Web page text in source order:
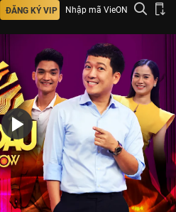
ĐĂNG KÝ VIP Nhập mã VieON